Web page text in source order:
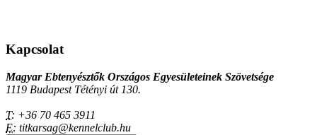
Kapcsolat
Magyar Ebtenyésztők Országos Egyesületeinek Szövetsége
1119 Budapest Tétényi út 130.
T: +36 70 465 3911
E: titkarsag@kennelclub.hu